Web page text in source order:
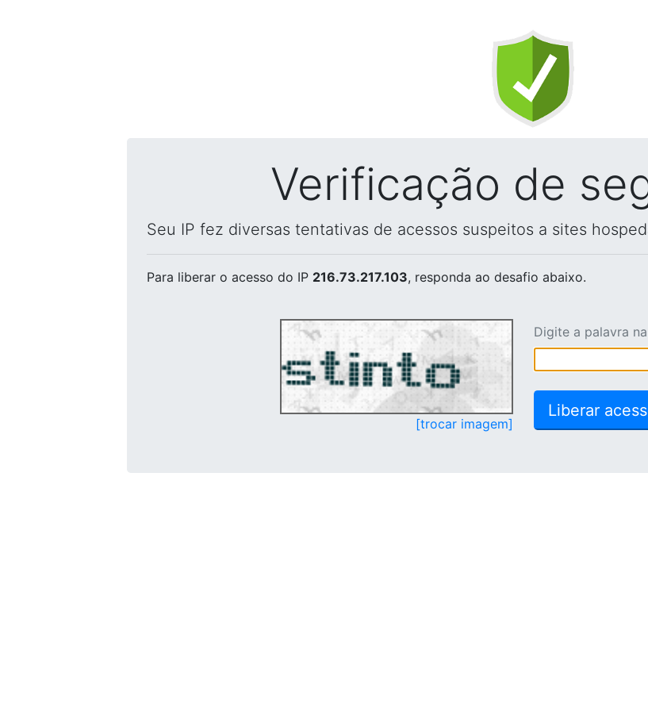
Verificação de
Seu IP fez diversas tentativas de acessos suspeitos a sites
Para liberar o acesso do IP 216.73.217.103, responda ao desafio abaixo.
[trocar imagem]
Digite a palavra